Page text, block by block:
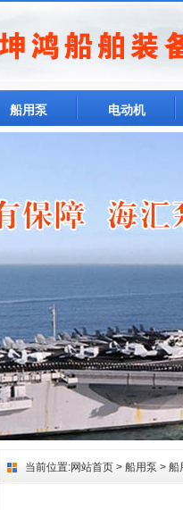
船用泵 电动机
当前位置:网站首页 > 船用泵 > 船